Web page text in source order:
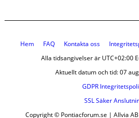
Hem FAQ Kontakta oss
Alla tidsangivelser är UTC+02:00
Aktuellt datum och tid: 07
GDPR
SSL Säker
Copyright © Pontiacforum.se | Allvia